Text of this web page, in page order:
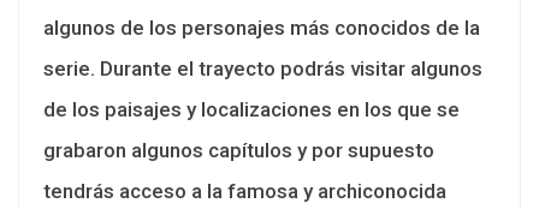
algunos de los personajes más conocidos de la
serie. Durante el trayecto podrás visitar algunos
de los paisajes y localizaciones en los que se
grabaron algunos capítulos y por supuesto
tendrás acceso a la famosa y archiconocida